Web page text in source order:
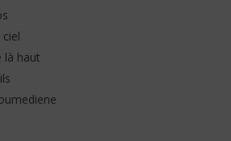
NOW VIEWING
ZKR – 212 Pressing (Lyrics)
ciel
là haut